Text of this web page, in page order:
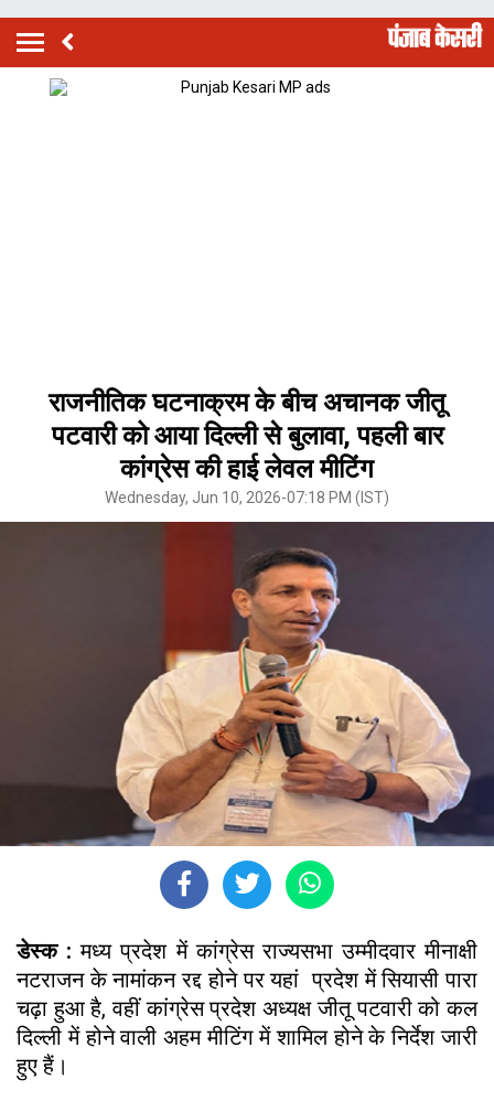
राजनीतिक घटनाक्रम के बीच अचानक जीतू
पटवारी को आया दिल्ली से बुलावा, पहली बार
कांग्रेस की हाई लेवल मीटिंग
Wednesday, Jun 10, 2026-07:18 PM (IST)
डेस्क : मध्य प्रदेश में कांग्रेस राज्यसभा उम्मीदवार मीनाक्षी
नटराजन के नामांकन रद्द होने पर यहां प्रदेश में सियासी पारा
चढ़ा हुआ है, वहीं कांग्रेस प्रदेश अध्यक्ष जीतू पटवारी को कल
दिल्ली में होने वाली अहम मीटिंग में शामिल होने के निर्देश जारी
हुए हैं।